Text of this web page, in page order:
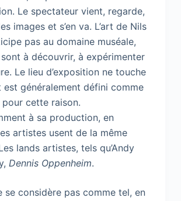
Le spectateur vient, regarde,
images et s’en va. L’art de Nils
pas au domaine muséale,
à découvrir, à expérimenter
Le lieu d’exposition ne touche
est généralement défini comme
cette raison.
à sa production, en
artistes usent de la même
lands artistes, tels qu’Andy
Dennis Oppenheim.
se considère pas comme tel, en